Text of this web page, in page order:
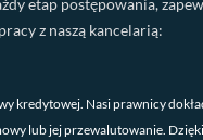
z naszą kancelarią:
kredytowej. Nasi prawnicy
lub jej przewalutowanie.